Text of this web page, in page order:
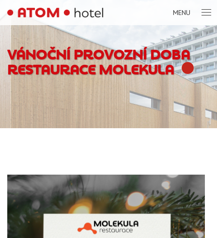
MENU
VÁNOČNÍ PROVOZNÍ DOBA
RESTAURACE MOLEKULA